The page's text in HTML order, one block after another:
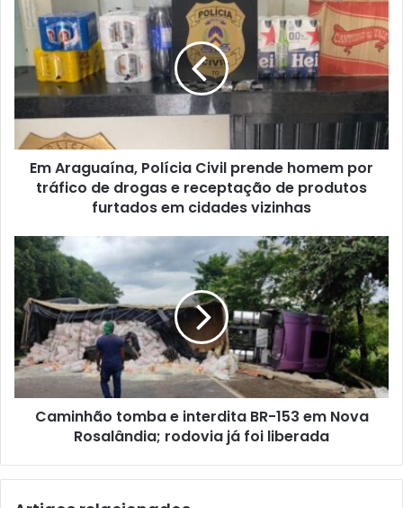
i
t
e
Em Araguaína, Polícia Civil prende homem por
tráfico de drogas e receptação de produtos
furtados em cidades vizinhas
Caminhão tomba e interdita BR-153 em Nova
Rosalândia; rodovia já foi liberada